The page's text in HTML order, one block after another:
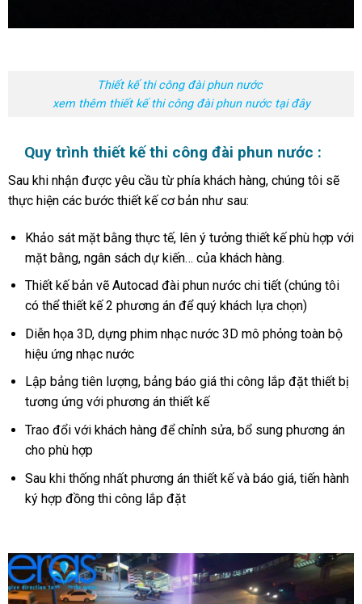
Thiết kế thi công đài phun nước
xem thêm thiết kế thi công đài phun nước tại đây
Quy trình thiết kế thi công đài phun nước :
Sau khi nhận được yêu cầu từ phía khách hàng, chúng tôi sẽ
thực hiện các bước thiết kế cơ bản như sau:
Khảo sát mặt bằng thực tế, lên ý tưởng thiết kế phù hợp với
mặt bằng, ngân sách dự kiến… của khách hàng.
Thiết kế bản vẽ Autocad đài phun nước chi tiết (chúng tôi
có thể thiết kế 2 phương án để quý khách lựa chọn)
Diễn họa 3D, dựng phim nhạc nước 3D mô phỏng toàn bộ
hiệu ứng nhạc nước
Lập bảng tiên lượng, bảng báo giá thi công lắp đặt thiết bị
tương ứng với phương án thiết kế
Trao đổi với khách hàng để chỉnh sửa, bổ sung phương án
cho phù hợp
Sau khi thống nhất phương án thiết kế và báo giá, tiến hành
ký hợp đồng thi công lắp đặt